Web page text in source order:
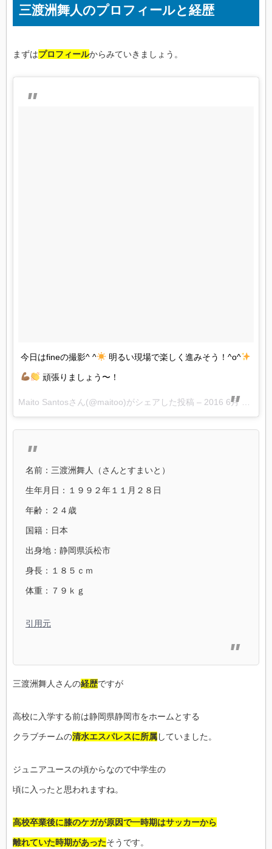
三渡洲舞人のプロフィールと経歴
まずはプロフィールからみていきましょう。
今日はfineの撮影^ ^ 明るい現場で楽しく進みそう！^o^
頑張りましょう〜！
Maito Santosさん(@maitoo)がシェアした投稿 – 2016 6月 19 7:59午後 PDT
名前：三渡洲舞人（さんとすまいと）
生年月日：１９９２年１１月２８日
年齢：２４歳
国籍：日本
出身地：静岡県浜松市
身長：１８５ｃｍ
体重：７９ｋｇ
引用元
三渡洲舞人さんの経歴ですが
高校に入学する前は静岡県静岡市をホームとする
クラブチームの清水エスパレスに所属していました。
ジュニアユースの頃からなので中学生の
頃に入ったと思われますね。
高校卒業後に膝のケガが原因で一時期はサッカーから
離れていた時期があったそうです。